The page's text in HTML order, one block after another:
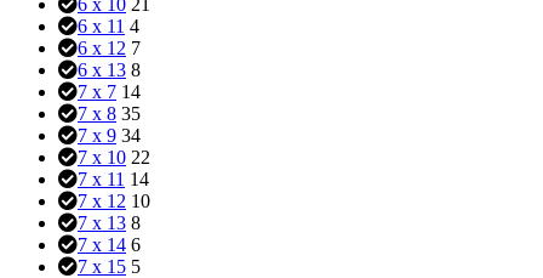
6 x 10 21
6 x 11 4
6 x 12 7
6 x 13 8
7 x 7 14
7 x 8 35
7 x 9 34
7 x 10 22
7 x 11 14
7 x 12 10
7 x 13 8
7 x 14 6
7 x 15 5